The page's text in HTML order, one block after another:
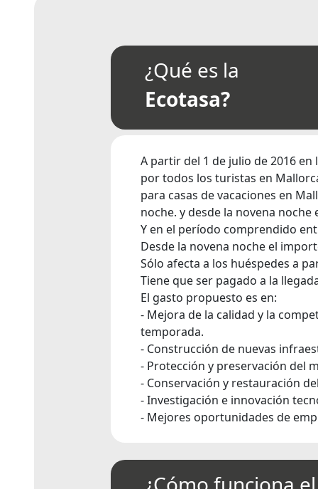
¿Qué es la
Ecotasa?
A partir del 1 de julio de 2016
por todos los turistas en
para casas de vacaciones en
noche. y desde la novena
Y en el período comprendido
Desde la novena noche el
Sólo afecta a los huéspedes a
Tiene que ser pagado a la
El gasto propuesto es en:
- Mejora de la calidad y la
temporada.
- Construcción de nuevas
- Protección y preservación del
- Conservación y restauración
- Investigación e innovación
- Mejores oportunidades de